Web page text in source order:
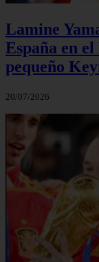
Lamine
España en
pequeño
20/07/2026